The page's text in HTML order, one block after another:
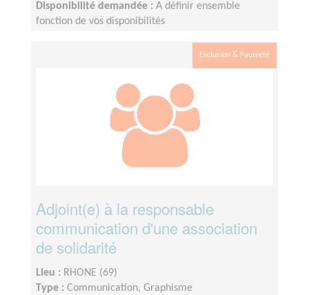
Disponibilité demandée : A définir ensemble
fonction de vos disponibilités
Exclusion & Pauvreté
Adjoint(e) à la responsable
communication d'une association
de solidarité
Lieu : RHONE (69)
Type : Communication, Graphisme